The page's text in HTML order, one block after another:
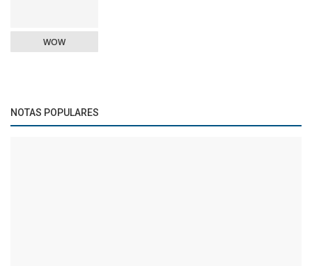
WOW
NOTAS POPULARES